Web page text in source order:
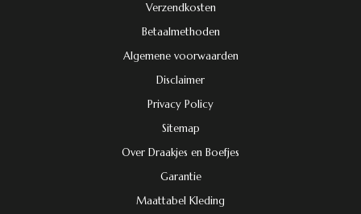
Verzendkosten
Betaalmethoden
Algemene voorwaarden
Disclaimer
Privacy Policy
Sitemap
Over Draakjes en Boefjes
Garantie
Maattabel Kleding